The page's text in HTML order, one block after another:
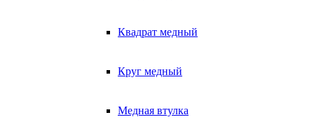
Квадрат медный
Круг медный
Медная втулка